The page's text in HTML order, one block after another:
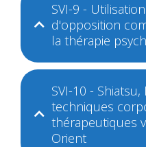
SVI-9 -
d'opposition
la thérapie
SVI-10 -
techniques
thérapeutiques
Orient